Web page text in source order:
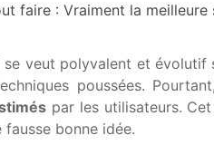
faire : Vraiment la meilleure
veut polyvalent et
poussées.
par les utilisateurs.
bonne idée.